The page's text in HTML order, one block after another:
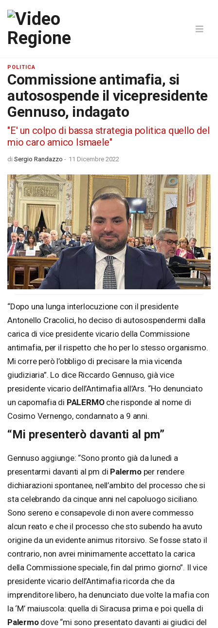
POLITICA
Commissione antimafia, si
autosospende il vicepresidente
Gennuso, indagato
"E' un colpo di bassa strategia politica quello del
mio caro amico Ismaele"
di Sergio Randazzo - 11 Dicembre 2022
“Dopo una lunga interlocuzione con il presidente
Antonello Cracolici, ho deciso di autosospendermi dalla
carica di vice presidente vicario della Commissione
antimafia, per il rispetto che ho per lo stesso organismo.
Mi corre però l’obbligo di precisare la mia vicenda
giudiziaria”. Lo dice Riccardo Gennuso, già vice
presidente vicario dell’Antimafia all’Ars. “Ho denunciato
un capomafia di PALERMOche risponde al nome di
Cosimo Vernengo, condannato a 9 anni.
“Mi presenterò davanti al pm”
Gennuso aggiunge: “Sono pronto già da lunedì a
presentarmi davanti al pm di Palermoper rendere
dichiarazioni spontanee, nell’ambito del processo che si
sta celebrando da cinque anni nel capoluogo siciliano.
Sono sereno e consapevole di non avere commesso
alcun reato e che il processo che sto subendo ha avuto
origine da un evidente animus ritorsivo. Se fosse stato il
contrario, non avrei minimamente accettato la carica
della Commissione speciale, fin dal primo giorno”. Il vice
presidente vicario dell’Antimafia ricorda che da
imprenditore libero, ha denunciato due volte la mafia con
la ‘M’ maiuscola: quella di Siracusa prima e poi quella di
Palermodove “mi sono presentato davanti ai giudici del